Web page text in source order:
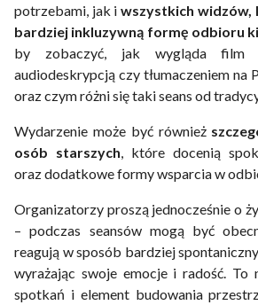
potrzebami, jak i wszystkich widzów,
bardziej inkluzywną formę odbioru
by zobaczyć, jak wygląda film
audiodeskrypcją czy tłumaczeniem na
oraz czym różni się taki seans od
Wydarzenie może być również
osób starszych, które docenią
oraz dodatkowe formy wsparcia w
Organizatorzy proszą jednocześnie o
– podczas seansów mogą być
reagują w sposób bardziej
wyrażając swoje emocje i radość. To
spotkań i element budowania